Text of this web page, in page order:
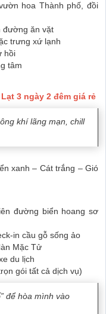
hoa Thành phố, đồi
đường ăn vặt
trưng xứ lạnh
hồi
tâm
3 ngày 2 đêm giá rẻ
khí lãng mạn, chill
xanh – Cát trắng – Gió
đường biển hoang sơ
in cầu gỗ sống ảo
Mặc Tử
du lịch
gói tất cả dịch vụ)
để hòa mình vào